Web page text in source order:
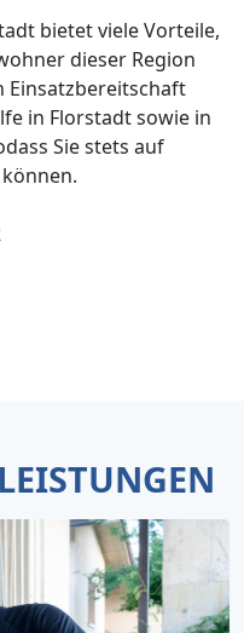
bietet viele Vorteile,
dieser Region
Einsatzbereitschaft
in Florstadt sowie in
Sie stets auf